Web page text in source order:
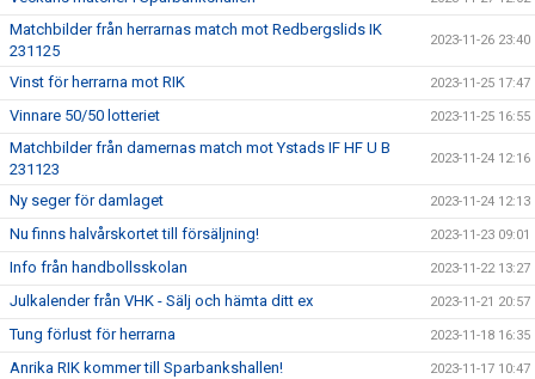
Matchbilder från herrarnas match mot Redbergslids IK
231125
2023-11-26 23:40
Vinst för herrarna mot RIK 2023-11-25 17:47
Vinnare 50/50 lotteriet 2023-11-25 16:55
Matchbilder från damernas match mot Ystads IF HF U B
231123
2023-11-24 12:16
Ny seger för damlaget 2023-11-24 12:13
Nu finns halvårskortet till försäljning! 2023-11-23 09:01
Info från handbollsskolan 2023-11-22 13:27
Julkalender från VHK - Sälj och hämta ditt ex 2023-11-21 20:57
Tung förlust för herrarna 2023-11-18 16:35
Anrika RIK kommer till Sparbankshallen! 2023-11-17 10:47